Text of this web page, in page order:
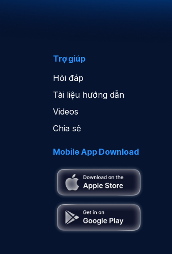
Trợ giúp
Hỏi đáp
Tài liệu hướng dẫn
Videos
Chia sẻ
Mobile App Download